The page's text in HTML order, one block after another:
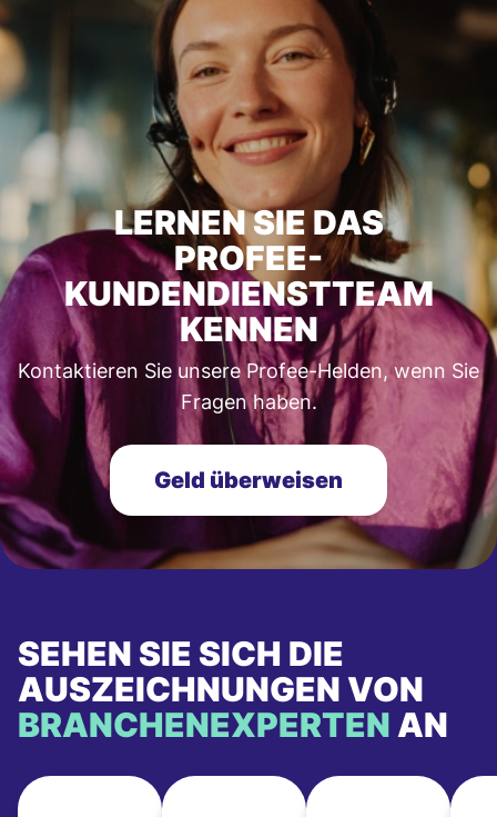
LERNEN SIE DAS
PROFEE-
KUNDENDIENSTTEAM
KENNEN
Kontaktieren Sie unsere Profee-Helden, wenn Sie
Fragen haben.
Geld überweisen
SEHEN SIE SICH DIE
AUSZEICHNUNGEN VON
BRANCHENEXPERTEN AN